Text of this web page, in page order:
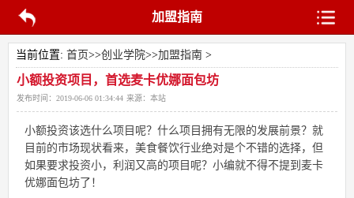
加盟指南
当前位置: 首页>>创业学院>>加盟指南>
小额投资项目，首选麦卡优娜面包坊
发布时间： 2019-06-06 01:34:44 来源： 本站
小额投资该选什么项目呢？什么项目拥有无限的发展前景？就
目前的市场现状看来，美食餐饮行业绝对是个不错的选择，但
如果要求投资小，利润又高的项目呢？小编就不得不提到麦卡
优娜面包坊了！